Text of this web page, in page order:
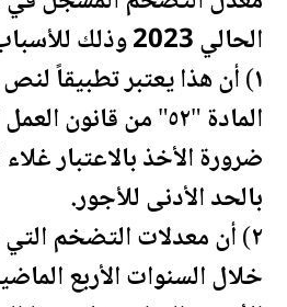
الحالي 2023 وذلك للأسباب التالية:
١) أن هذا يعتبر تطبيقاً
المادة "٥٢" من
ضرورة الأخذ بالاعتبار
بالحد الأدنى للأجور.
٢) أن معدلات التضخم
خلال السنوات الأربع